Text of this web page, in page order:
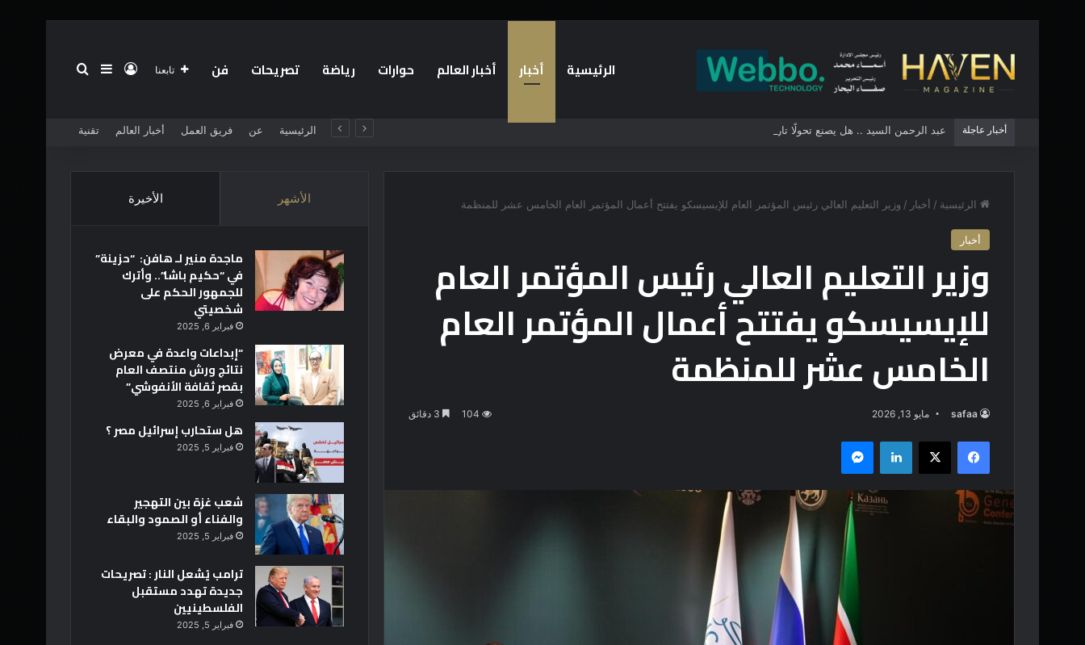
الرئيسية أخبار أخبار العالم حوارات رياضة تصريحات فن تابعنا تسجيل الدخول
إضافة عمود جانبي
أخبار عاجلة عبد الرحمن السيد .. هل يصنع تحولًا تاريخياً في السياسة الأمريكية أم يخوض مناورة انتخابية؟ الرئيسية عن فريق العمل أخبار العالم تقنية
الرئيسية / أخبار / وزير التعليم العالي رئيس المؤتمر العام للإيسيسكو يفتتح أعمال المؤتمر العام الخامس عشر للمنظمة
أخبار
وزير التعليم العالي رئيس المؤتمر العام
للإيسيسكو يفتتح أعمال المؤتمر العام
الخامس عشر للمنظمة
safaa مايو 13, 2026 104
فيسبوك لينكدإن
الأشهر الأخيرة
ماجدة منير لـ هافن: “حزينة”
في “حكيم باشا”.. وأترك
للجمهور الحكم على
شخصيتي
فبراير 6, 2025
“إبداعات واعدة في معرض
نتائج ورش منتصف العام
بقصر ثقافة الأنفوشي”
فبراير 6, 2025
هل ستحارب إسرائيل مصر ؟
فبراير 5, 2025
شعب غزة بين التهجير
والفناء أو الصمود والبقاء
فبراير 5, 2025
ترامب يُشعل النار : تصريحات
جديدة تهدد مستقبل
الفلسطينيين
فبراير 5, 2025